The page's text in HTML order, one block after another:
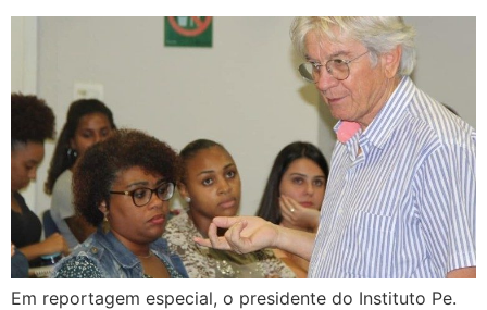
Em reportagem especial, o presidente do Instituto Pe.